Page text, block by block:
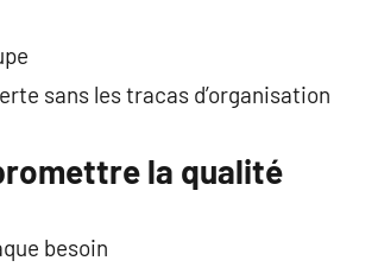
sans les tracas d’organisation
la qualité
besoin